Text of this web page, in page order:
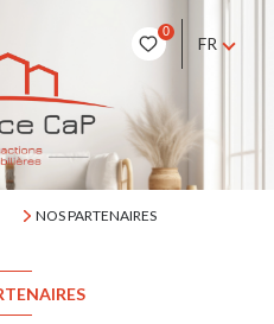
0
FR
NOS PARTENAIRES